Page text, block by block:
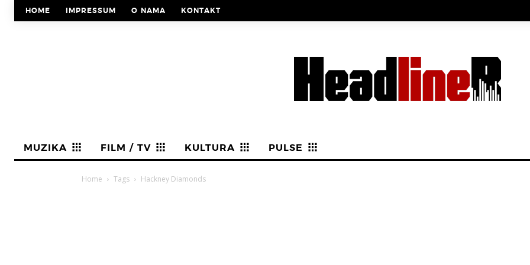
HOME IMPRESSUM O NAMA KONTAKT
MUZIKA FILM / TV KULTURA PULSE
Home Tags Hackney Diamonds